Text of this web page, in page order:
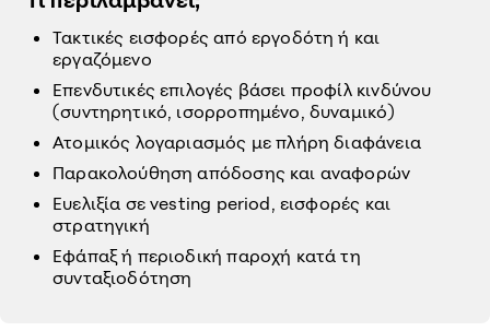
Τακτικές εισφορές από εργοδότη ή και
εργαζόμενο
Επενδυτικές επιλογές βάσει προφίλ κινδύνου
(συντηρητικό, ισορροπημένο, δυναμικό)
Ατομικός λογαριασμός με πλήρη διαφάνεια
Παρακολούθηση απόδοσης και αναφορών
Ευελιξία σε vesting period, εισφορές και
στρατηγική
Εφάπαξ ή περιοδική παροχή κατά τη
συνταξιοδότηση